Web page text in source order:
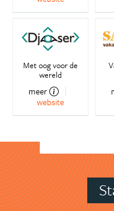
Met oog voor de
wereld
meer
website